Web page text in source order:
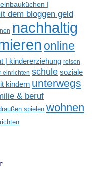
|
dem bloggen geld
nachhaltig
online
| kindererziehung reisen
einrichten schule soziale
kindern unterwegs
& beruf
spielen wohnen